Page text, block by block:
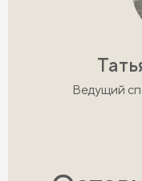
Ведущий